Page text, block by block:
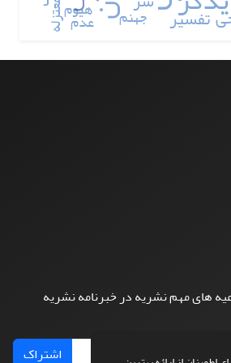
تفسیر جهنم هیوم
عدممعتزله
های مهم نشریه در خبرنامه نشریه
اشتراک